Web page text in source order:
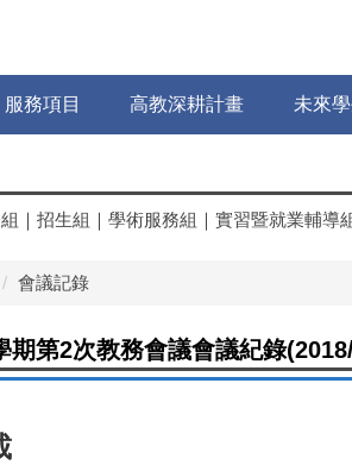
服務項目 高教深耕計畫 未來
｜ 招生組 ｜ 學術服務組 ｜ 實習暨就業輔導
會議記錄
期第2次教務會議會議紀錄